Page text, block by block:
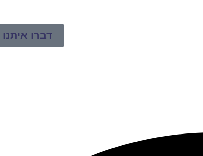
דברו איתנו